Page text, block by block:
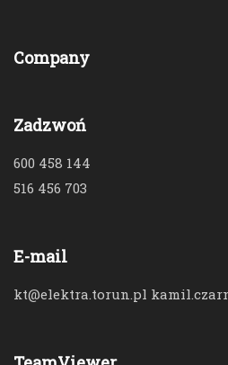
Company
Zadzwoń
600 458 144
516 456 703
E-mail
kt@elektra.torun.pl